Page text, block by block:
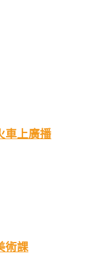
車上廣播
術課